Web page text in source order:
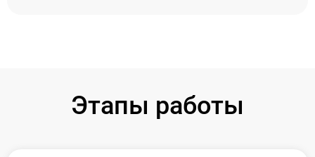
Этапы работы